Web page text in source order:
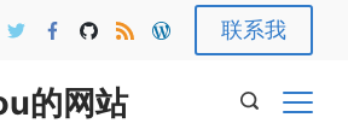
联系我
的网站